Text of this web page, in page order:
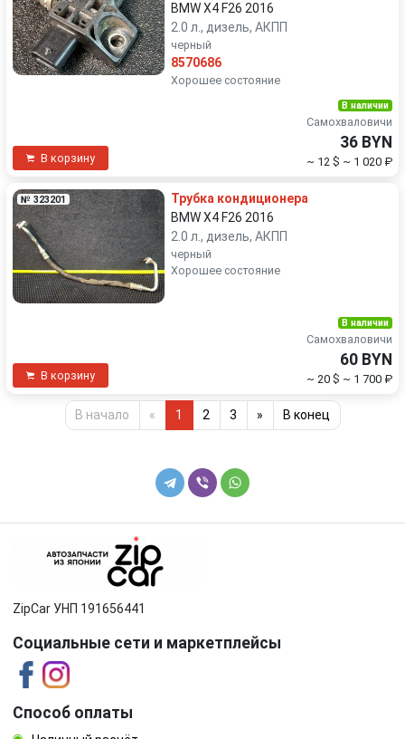
BMW X4 F26 2016
2.0 л., дизель, АКПП
черный
8570686
Хорошее состояние
В корзину
В наличии
Самохваловичи
36 BYN
~ 12 $ ~ 1 020 ₽
№ 323201
Трубка кондиционера
BMW X4 F26 2016
2.0 л., дизель, АКПП
черный
Хорошее состояние
В корзину
В наличии
Самохваловичи
60 BYN
~ 20 $ ~ 1 700 ₽
В начало « 1 2 3 » В конец
ZipCar УНП 191656441
Социальные сети и маркетплейсы
Способ оплаты